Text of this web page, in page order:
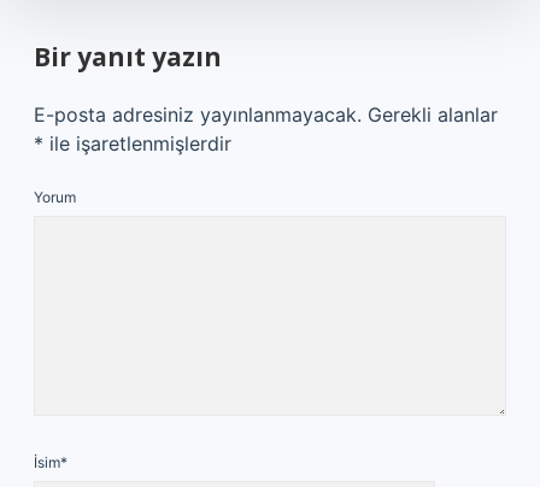
Bir yanıt yazın
E-posta adresiniz yayınlanmayacak. Gerekli alanlar
* ile işaretlenmişlerdir
Yorum
İsim*